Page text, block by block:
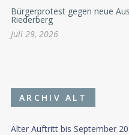
Bürgerprotest gegen neue
Riederberg
Juli 29, 2026
ARCHIV ALT
Alter Auftritt bis September